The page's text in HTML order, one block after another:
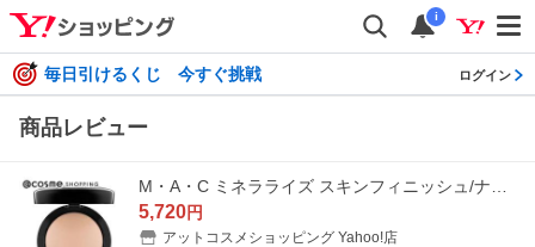
i
毎日引けるくじ 今すぐ挑戦 ログイン
商品レビュー
5,720円
アットコスメショッピング Yahoo!店